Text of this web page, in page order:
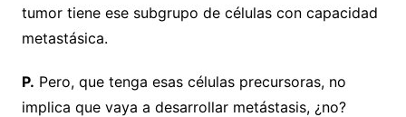
tumor tiene ese subgrupo de células con capacidad
metastásica.
P. Pero, que tenga esas células precursoras, no
implica que vaya a desarrollar metástasis, ¿no?